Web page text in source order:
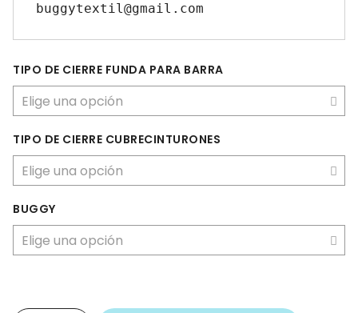
buggytextil@gmail.com
TIPO DE CIERRE FUNDA PARA BARRA
TIPO DE CIERRE CUBRECINTURONES
BUGGY